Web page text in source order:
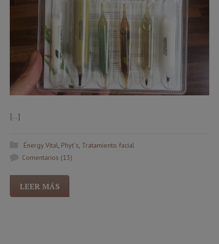
[…]
Énergy Vital, Phyt´s, Tratamiento facial
Comentarios (13)
LEER MÁS